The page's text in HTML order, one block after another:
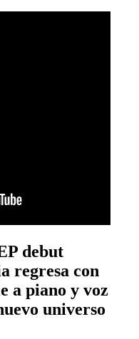
debut
regresa con
a piano y voz
universo